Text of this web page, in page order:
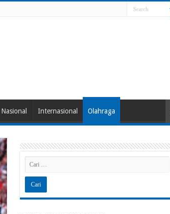
Nasional Internasional Olahraga